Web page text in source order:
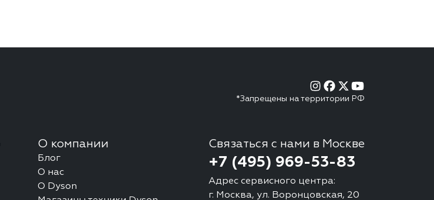
*Запрещены на территории РФ
О компании
Блог
О нас
О Dyson
Связаться с нами в Москве
+7 (495) 969-53-83
Адрес сервисного центра:
г. Москва, ул. Воронцовская, 20